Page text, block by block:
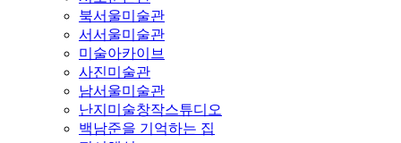
북서울미술관
서서울미술관
미술아카이브
사진미술관
남서울미술관
난지미술창작스튜디오
백남준을 기억하는 집